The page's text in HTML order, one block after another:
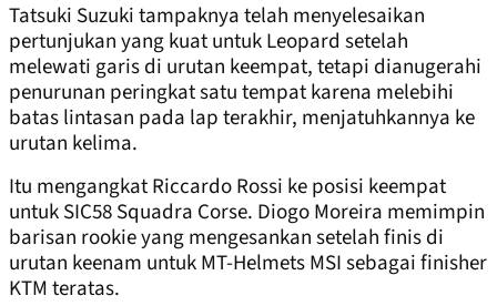
Tatsuki Suzuki tampaknya telah menyelesaikan
pertunjukan yang kuat untuk Leopard setelah
melewati garis di urutan keempat, tetapi dianugerahi
penurunan peringkat satu tempat karena melebihi
batas lintasan pada lap terakhir, menjatuhkannya ke
urutan kelima.
Itu mengangkat Riccardo Rossi ke posisi keempat
untuk SIC58 Squadra Corse. Diogo Moreira memimpin
barisan rookie yang mengesankan setelah finis di
urutan keenam untuk MT-Helmets MSI sebagai finisher
KTM teratas.